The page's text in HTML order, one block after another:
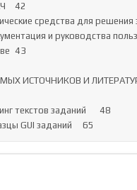
средства для решения
и руководства
ИСТОЧНИКОВ И ЛИТЕРАТУРЫ
текстов заданий	48
Приложение Б. Образцы GUI заданий	65